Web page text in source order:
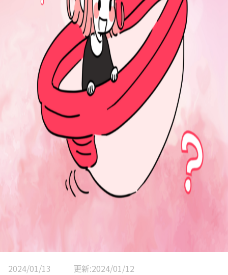
2024/01/13 更新:2024/01/12